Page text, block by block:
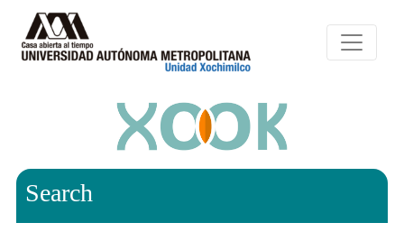
Search